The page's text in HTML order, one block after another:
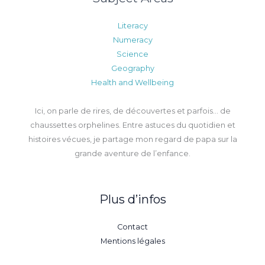
Literacy
Numeracy
Science
Geography
Health and Wellbeing
Ici, on parle de rires, de découvertes et parfois… de
chaussettes orphelines. Entre astuces du quotidien et
histoires vécues, je partage mon regard de papa sur la
grande aventure de l’enfance.
Plus d’infos
Contact
Mentions légales